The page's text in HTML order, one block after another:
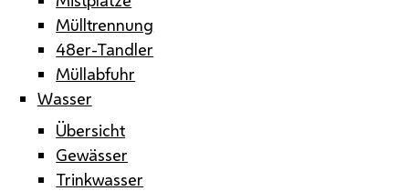
Mülltrennung
48er-Tandler
Müllabfuhr
Wasser
Übersicht
Gewässer
Trinkwasser